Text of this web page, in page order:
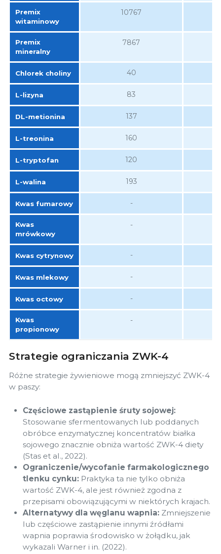
Premix
witaminowy
10767
Premix
mineralny
7867
Chlorek choliny 40
L-lizyna 83
DL-metionina 137
L-treonina 160
L-tryptofan 120
L-walina 193
Kwas fumarowy -
Kwas
mrówkowy
-
Kwas cytrynowy -
Kwas mlekowy -
Kwas octowy -
Kwas
propionowy
-
Strategie ograniczania ZWK-4
Różne strategie żywieniowe mogą zmniejszyć ZWK-4
w paszy:
Częściowe zastąpienie śruty sojowej:
Stosowanie sfermentowanych lub poddanych
obróbce enzymatycznej koncentratów białka
sojowego znacznie obniża wartość ZWK-4 diety
(Stas et al., 2022).
Ograniczenie/wycofanie farmakologicznego
tlenku cynku: Praktyka ta nie tylko obniża
wartość ZWK-4, ale jest również zgodna z
przepisami obowiązującymi w niektórych krajach.
Alternatywy dla węglanu wapnia: Zmniejszenie
lub częściowe zastąpienie innymi źródłami
wapnia poprawia środowisko w żołądku, jak
wykazali Warner i in. (2022).